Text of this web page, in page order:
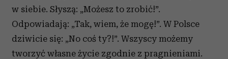
w siebie. Słyszą: „Możesz to zrobić!”.
Odpowiadają: „Tak, wiem, że mogę!”. W Polsce
dziwicie się: „No coś ty?!”. Wszyscy możemy
tworzyć własne życie zgodnie z pragnieniami.